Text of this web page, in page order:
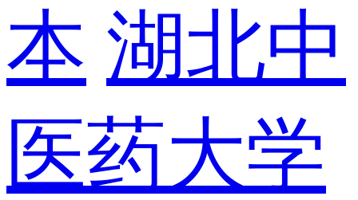
本 湖北中
医药大学